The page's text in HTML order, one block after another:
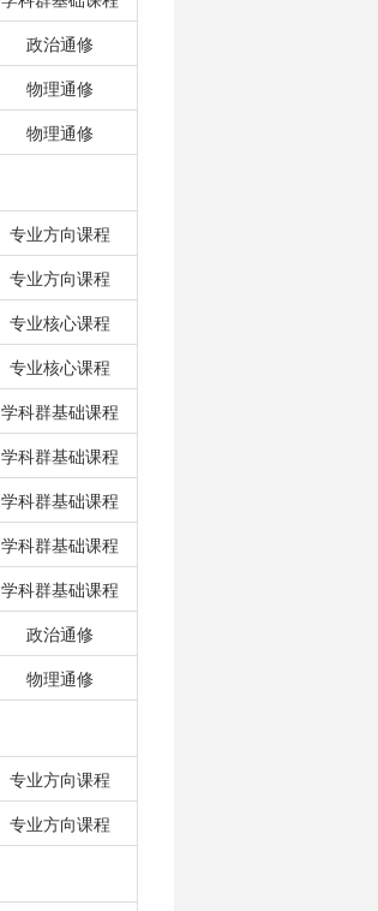
政治通修
物理通修
物理通修
专业方向课程
专业方向课程
专业核心课程
专业核心课程
学科群基础课程
学科群基础课程
学科群基础课程
学科群基础课程
学科群基础课程
政治通修
物理通修
专业方向课程
专业方向课程